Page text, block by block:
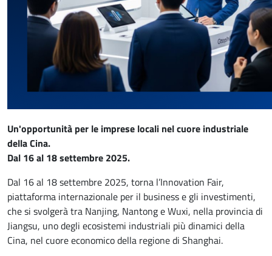
Un'opportunità per le imprese locali nel cuore industriale
della Cina.
Dal 16 al 18 settembre 2025.
Dal 16 al 18 settembre 2025, torna l’Innovation Fair,
piattaforma internazionale per il business e gli investimenti,
che si svolgerà tra Nanjing, Nantong e Wuxi, nella provincia di
Jiangsu, uno degli ecosistemi industriali più dinamici della
Cina, nel cuore economico della regione di Shanghai.